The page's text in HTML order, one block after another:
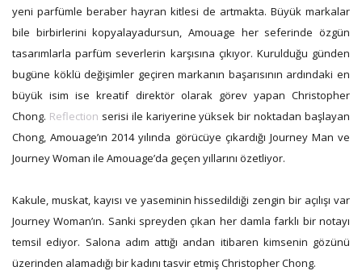
yeni parfümle beraber hayran kitlesi de artmakta. Büyük markalar
bile birbirlerini kopyalayadursun, Amouage her seferinde özgün
tasarımlarla parfüm severlerin karşısına çıkıyor. Kurulduğu günden
bugüne köklü değişimler geçiren markanın başarısının ardındaki en
büyük isim ise kreatif direktör olarak görev yapan Christopher
Chong. Reflection serisi ile kariyerine yüksek bir noktadan başlayan
Chong, Amouage’ın 2014 yılında görücüye çıkardığı Journey Man ve
Journey Woman ile Amouage’da geçen yıllarını özetliyor.
Kakule, muskat, kayısı ve yaseminin hissedildiği zengin bir açılışı var
Journey Woman’ın. Sanki spreyden çıkan her damla farklı bir notayı
temsil ediyor. Salona adım attığı andan itibaren kimsenin gözünü
üzerinden alamadığı bir kadını tasvir etmiş Christopher Chong.